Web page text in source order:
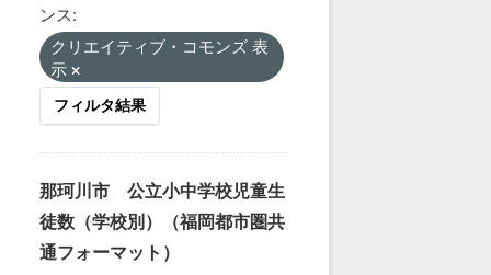
ンス:
クリエイティブ・コモンズ 表
示
フィルタ結果
那珂川市 公立小中学校児童生
徒数（学校別）（福岡都市圏共
通フォーマット）